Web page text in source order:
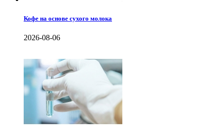
Кофе на основе сухого молока
2026-08-06